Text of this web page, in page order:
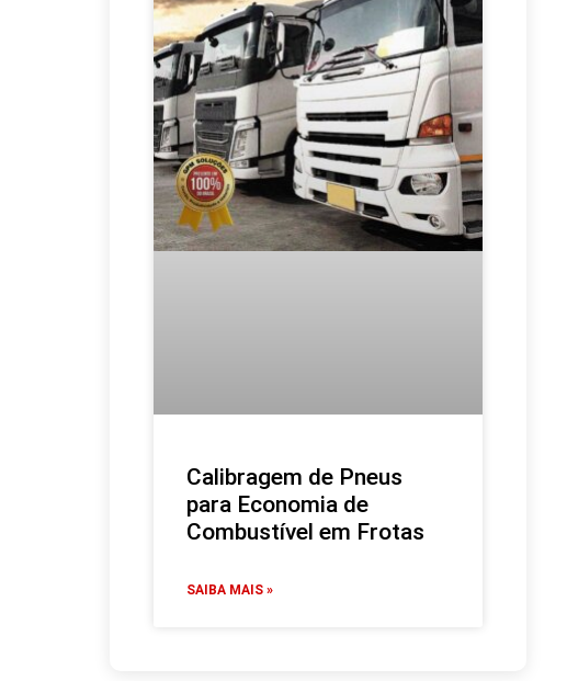
Calibragem de Pneus
para Economia de
Combustível em Frotas
SAIBA MAIS »